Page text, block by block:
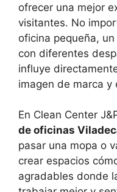
ofrecer una mejor
visitantes. No
oficina pequeña,
con diferentes
influye
imagen de marca y
En Clean Center
de oficinas
pasar una mopa o
crear espacios
agradables donde